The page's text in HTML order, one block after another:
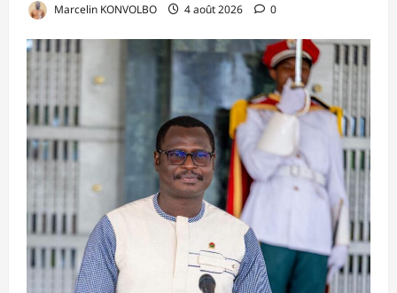
Marcelin KONVOLBO 4 août 2026 0